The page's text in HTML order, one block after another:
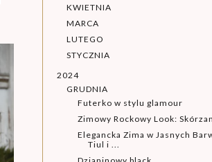
KWIETNIA
MARCA
LUTEGO
STYCZNIA
2024
GRUDNIA
Futerko w stylu glamour
Zimowy Rockowy Look:
Elegancka Zima w Jasnych
Tiul i ...